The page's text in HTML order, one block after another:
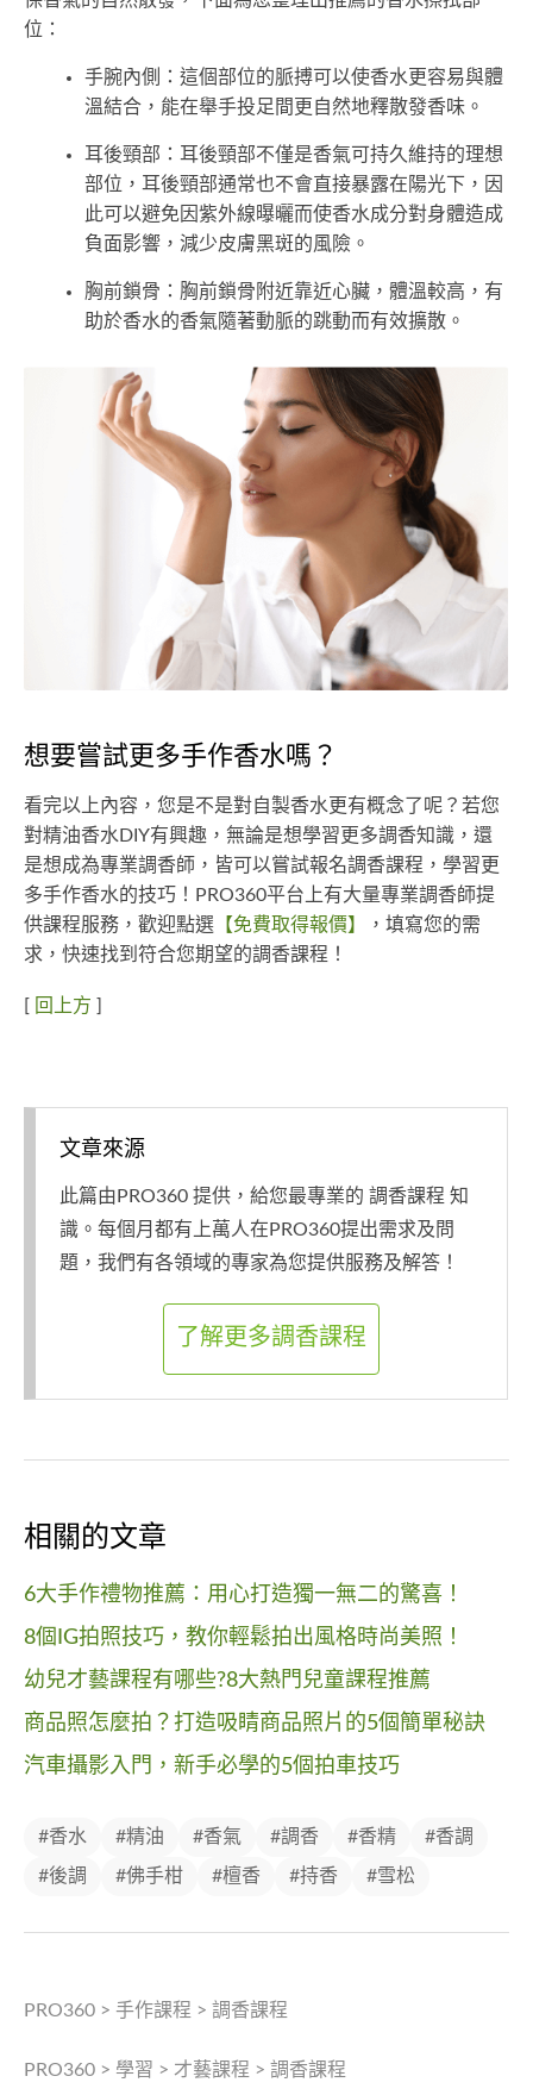
位：
手腕內側：這個部位的脈搏可以使香水更容易與體
溫結合，能在舉手投足間更自然地釋散發香味。
耳後頸部：耳後頸部不僅是香氣可持久維持的理想
部位，耳後頸部通常也不會直接暴露在陽光下，因
此可以避免因紫外線曝曬而使香水成分對身體造成
負面影響，減少皮膚黑斑的風險。
胸前鎖骨：胸前鎖骨附近靠近心臟，體溫較高，有
助於香水的香氣隨著動脈的跳動而有效擴散。
想要嘗試更多手作香水嗎？
看完以上內容，您是不是對自製香水更有概念了呢？若您
對精油香水DIY有興趣，無論是想學習更多調香知識，還
是想成為專業調香師，皆可以嘗試報名調香課程，學習更
多手作香水的技巧！PRO360平台上有大量專業調香師提
供課程服務，歡迎點選 【免費取得報價】
，填寫您的需
求，快速找到符合您期望的調香課程！
[ 回上方 ]
文章來源
此篇由PRO360 提供，給您最專業的 調香課程 知
識。每個月都有上萬人在PRO360提出需求及問
題，我們有各領域的專家為您提供服務及解答！
了解更多調香課程
相關的文章
6大手作禮物推薦：用心打造獨一無二的驚喜！
8個IG拍照技巧，教你輕鬆拍出風格時尚美照！
幼兒才藝課程有哪些?8大熱門兒童課程推薦
商品照怎麼拍？打造吸睛商品照片的5個簡單秘訣
汽車攝影入門，新手必學的5個拍車技巧
#香水 #精油 #香氣 #調香 #香精 #香調
#後調 #佛手柑 #檀香 #持香 #雪松
PRO360 > 手作課程 > 調香課程
PRO360 > 學習 > 才藝課程 > 調香課程